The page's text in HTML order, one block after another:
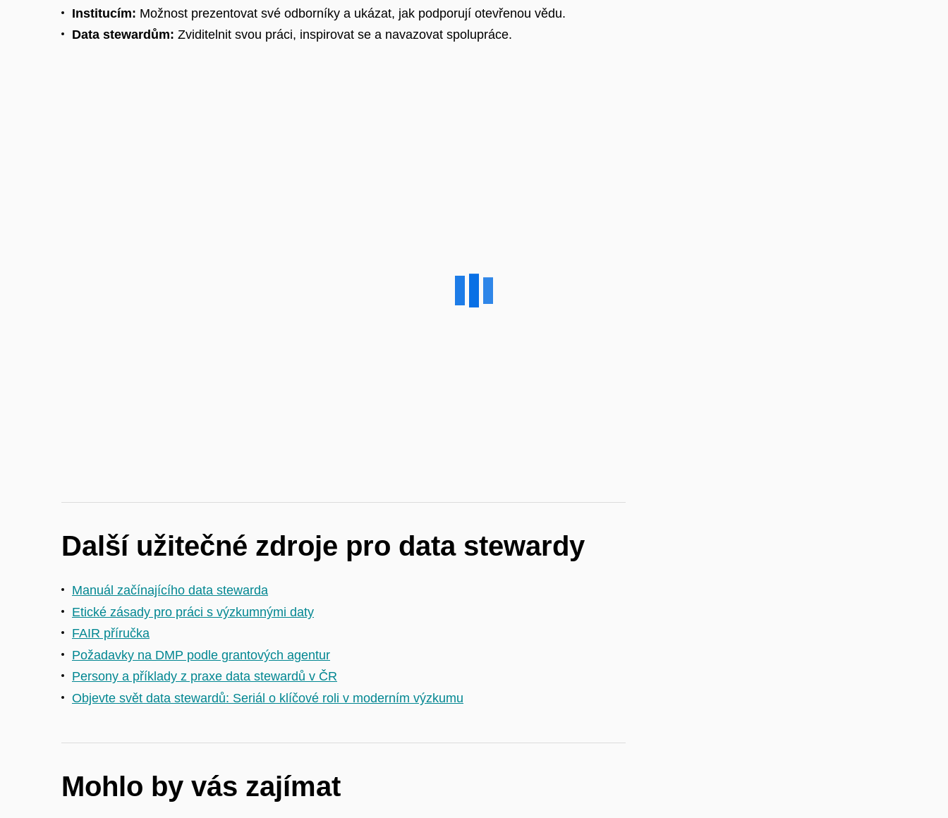
Institucím: Možnost prezentovat své odborníky a ukázat, jak podporují otevřenou vědu.
Data stewardům: Zviditelnit svou práci, inspirovat se a navazovat spolupráce.
Další užitečné zdroje pro data stewardy
Manuál začínajícího data stewarda
Etické zásady pro práci s výzkumnými daty
FAIR příručka
Požadavky na DMP podle grantových agentur
Persony a příklady z praxe data stewardů v ČR
Objevte svět data stewardů: Seriál o klíčové roli v moderním výzkumu
Mohlo by vás zajímat